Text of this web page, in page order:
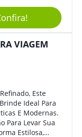
Todos Os
Leve Sua Marca
Em Um Item
VIAGEM
Este
Ideal Para
E Modernas.
Para Levar Sua
Estilosa,